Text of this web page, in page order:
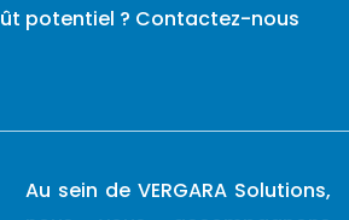
potentiel ? Contactez-nous
Au sein de VERGARA Solutions,